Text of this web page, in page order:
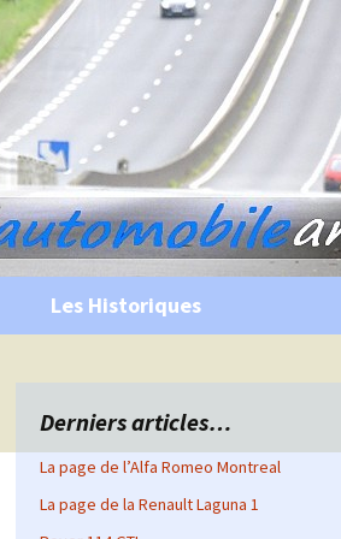
Les Historiques
Derniers articles…
La page de l’Alfa Romeo Montreal
La page de la Renault Laguna 1